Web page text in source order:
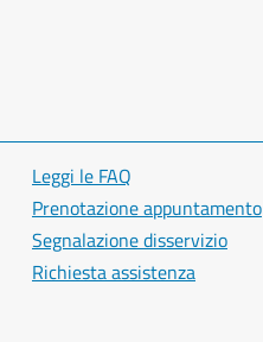
Leggi le FAQ
Prenotazione appuntamento
Segnalazione disservizio
Richiesta assistenza